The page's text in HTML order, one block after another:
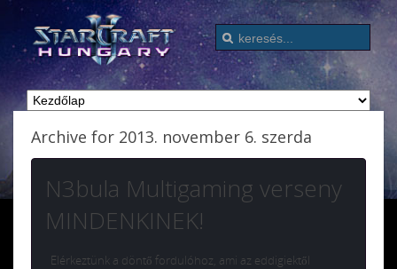
Archive for 2013. november 6. szerda
N3bula Multigaming verseny
MINDENKINEK!
Elérkeztünk a döntő fordulóhoz, ami az eddigiektől